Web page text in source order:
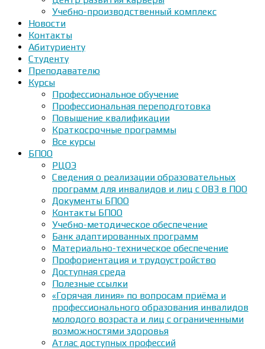
Учебно-производственный комплекс
Новости
Контакты
Абитуриенту
Студенту
Преподавателю
Курсы
Профессиональное обучение
Профессиональная переподготовка
Повышение квалификации
Краткосрочные программы
Все курсы
БПОО
РЦОЭ
Сведения о реализации образовательных
программ для инвалидов и лиц с ОВЗ в ПОО
Документы БПОО
Контакты БПОО
Учебно-методическое обеспечение
Банк адаптированных программ
Материально-техническое обеспечение
Профориентация и трудоустройство
Доступная среда
Полезные ссылки
«Горячая линия» по вопросам приёма и
профессионального образования инвалидов
молодого возраста и лиц с ограниченными
возможностями здоровья
Атлас доступных профессий